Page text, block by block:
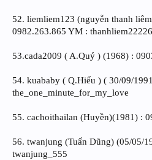
52. liemliem123 (nguyễn thanh
0982.263.865 YM :
53.cada2009 ( A.Quý ) (1968) :
54. kuababy ( Q.Hiếu ) ( 30/09/
the_one_minute_for_my_love
55. cachoithailan (Huyền)(1981) :
56. twanjung (Tuấn Dũng) (05/05/
twanjung_555